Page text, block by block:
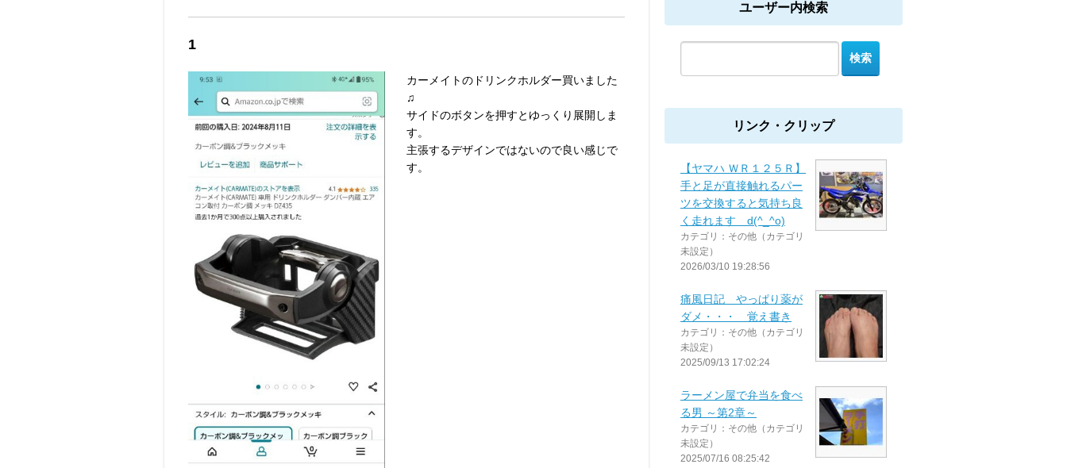
1
カーメイトのドリンクホルダー買いました
♫
サイドのボタンを押すとゆっくり展開しま
す。
主張するデザインではないので良い感じで
す。
ユーザー内検索
リンク・クリップ
【ヤマハ ＷＲ１２５Ｒ】
手と足が直接触れるパー
ツを交換すると気持ち良
く走れます d(^_^o)
カテゴリ：その他（カテゴリ
未設定）
2026/03/10 19:28:56
痛風日記 やっぱり薬が
ダメ・・・ 覚え書き
カテゴリ：その他（カテゴリ
未設定）
2025/09/13 17:02:24
ラーメン屋で弁当を食べ
る男 ～第2章～
カテゴリ：その他（カテゴリ
未設定）
2025/07/16 08:25:42